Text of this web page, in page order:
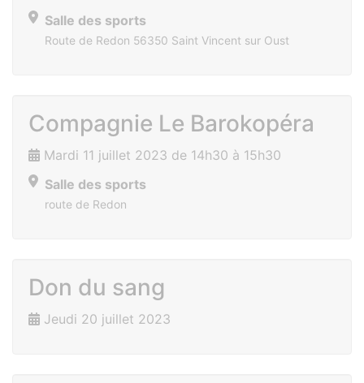
Salle des sports
Route de Redon 56350 Saint Vincent sur Oust
Compagnie Le Barokopéra
Mardi 11 juillet 2023 de 14h30 à 15h30
Salle des sports
route de Redon
Don du sang
Jeudi 20 juillet 2023